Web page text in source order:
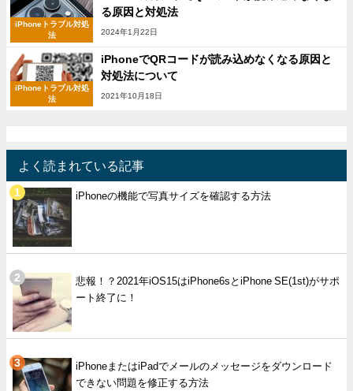
iPhoneトラブル対処
法
る原因と対処法
2024年1月22日
iPhoneトラブル対処
法
iPhoneでQRコードが読み込めなくなる原因と
対処法について
2021年10月18日
よく読まれている記事
iPhoneの機能で写真サイズを確認する方法
悲報！？2021年iOS15はiPhone6sとiPhone SE(1st)がサポ
ート終了に！
iPhoneまたはiPadでメールのメッセージをダウンロード
できない問題を修正する方法